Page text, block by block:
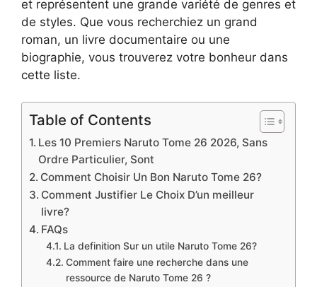
et représentent une grande variété de genres et
de styles. Que vous recherchiez un grand
roman, un livre documentaire ou une
biographie, vous trouverez votre bonheur dans
cette liste.
Table of Contents
Les 10 Premiers Naruto Tome 26 2026, Sans
Ordre Particulier, Sont
Comment Choisir Un Bon Naruto Tome 26?
Comment Justifier Le Choix D’un meilleur
livre?
FAQs
La definition Sur un utile Naruto Tome 26?
Comment faire une recherche dans une
ressource de Naruto Tome 26 ?